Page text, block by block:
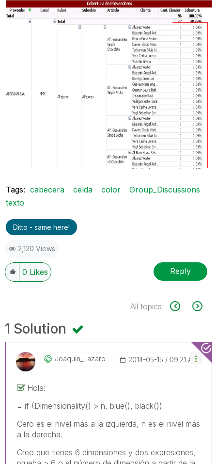
Tags: cabecera celda color
Group_Discussions
texto
Ditto - same here!
2,120 Views
0 Likes Reply
All topics
1 Solution
Joaquin_Lazaro ‎2014-05-15 09:21 AM
Hola:
= if (Dimensionality() > n, blue(), black())
Cero es el nivel más a la izquierda, n es el nivel más
a la derecha.
Creo que tienes 6 dimensiones y dos expresiones,